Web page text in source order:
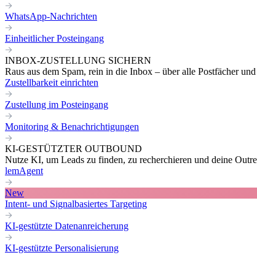
WhatsApp-Nachrichten
Einheitlicher Posteingang
INBOX-ZUSTELLUNG SICHERN
Raus aus dem Spam, rein in die Inbox – über alle Postfächer
Zustellbarkeit einrichten
Zustellung im Posteingang
Monitoring & Benachrichtigungen
KI-GESTÜTZTER OUTBOUND
Nutze KI, um Leads zu finden, zu recherchieren und deine
lemAgent
New
Intent- und Signalbasiertes Targeting
KI-gestützte Datenanreicherung
KI-gestützte Personalisierung